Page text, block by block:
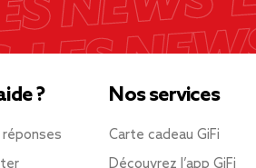
? Nos services
Carte cadeau GiFi
Découvrez l’app GiFi